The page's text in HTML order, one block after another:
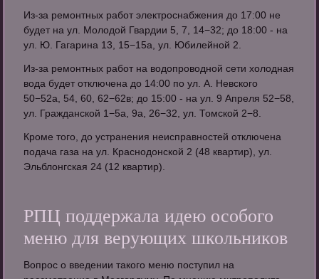
Из-за ремонтных работ электроснабжения до 17:00 не
будет на ул. Молодой Гвардии 5, 7, 14−32; до 18:00 - на
ул. Ю. Гагарина 13, 15−15а, ул. Юбилейной 2.
Из-за ремонтных работ на водопроводной сети холодная
вода будет отключена до 14:00 по ул. А. Невского
50−52а, 54, 60, 62−62в; до 15:00 - на ул. 9 Апреля 52−58,
ул. Гражданской 1−5а, 9а, 26−32, ул. Томской 2−8.
Кроме того, до устранения неисправностей отключена
подача газа на ул. Краснодонской 2 (48 квартир), ул.
Эльблонгская 24 (12 квартир).
РПЦ поддержала идею особого
меню для верующих школьников
Вопрос о введении такого меню поступил на